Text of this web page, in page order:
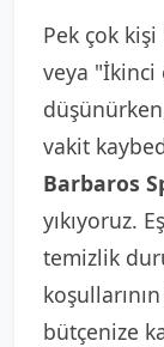
Pek çok kişi
veya "İkinci
vakit
Barbaros
yıkıyoruz.
temizlik
bütçenize